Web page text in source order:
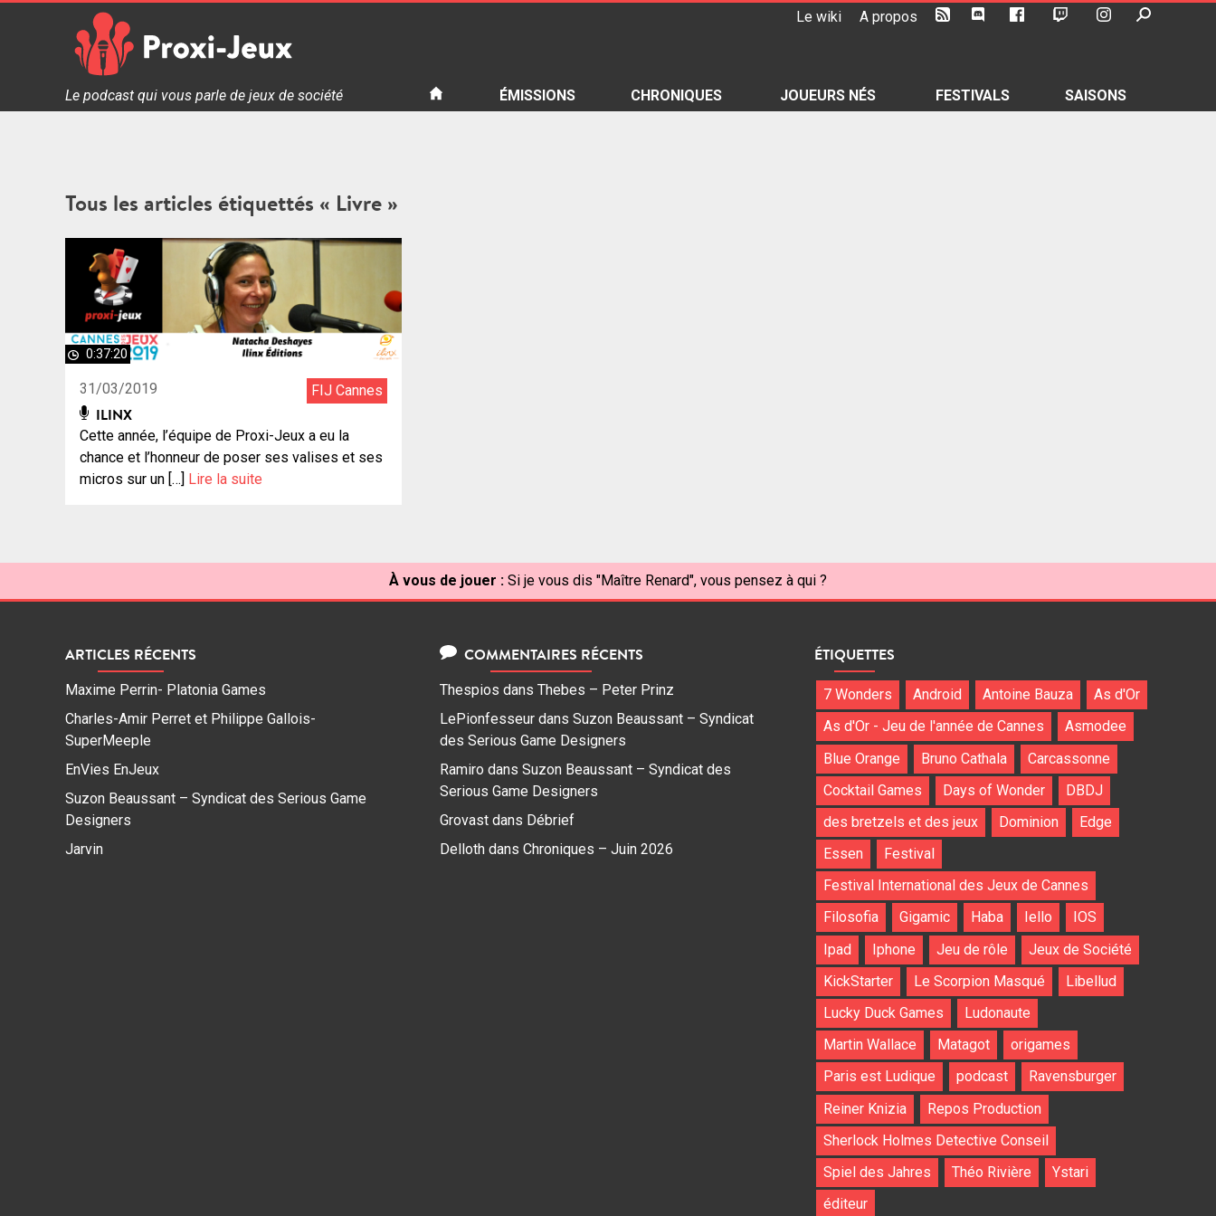
Le wiki A propos
Proxi Jeux - Le podcast qui vous parle de jeux de société
Le podcast qui vous parle de jeux de société ÉMISSIONS CHRONIQUES JOUEURS NÉS FESTIVALS SAISONS
Tous les articles étiquettés « Livre »
0:37:20
31/03/2019 FIJ Cannes
ILINX
Cette année, l’équipe de Proxi-Jeux a eu la
chance et l’honneur de poser ses valises et ses
micros sur un […]
Lire la suite
À vous de jouer : Si je vous dis "Maître Renard", vous pensez à qui ?
ARTICLES RÉCENTS
Maxime Perrin- Platonia Games
Charles-Amir Perret et Philippe Gallois-
SuperMeeple
EnVies EnJeux
Suzon Beaussant – Syndicat des Serious Game
Designers
Jarvin
COMMENTAIRES RÉCENTS
Thespios dans Thebes – Peter Prinz
LePionfesseur dans Suzon Beaussant – Syndicat
des Serious Game Designers
Ramiro dans Suzon Beaussant – Syndicat des
Serious Game Designers
Grovast dans Débrief
Delloth dans Chroniques – Juin 2026
ÉTIQUETTES
7 Wonders Android Antoine Bauza
As d'Or
As d'Or - Jeu de l'année de Cannes
Asmodee
Blue Orange
Bruno Cathala
Carcassonne
Cocktail Games
Days of Wonder
DBDJ
des bretzels et des jeux
Dominion
Edge
Essen
Festival
Festival International des Jeux de Cannes
Filosofia
Gigamic Haba Iello
IOS
Ipad
Iphone Jeu de rôle
Jeux de Société
KickStarter
Le Scorpion Masqué
Libellud
Lucky Duck Games
Ludonaute
Martin Wallace
Matagot
origames
Paris est Ludique
podcast
Ravensburger
Reiner Knizia
Repos Production
Sherlock Holmes Detective Conseil
Spiel des Jahres
Théo Rivière
Ystari
éditeur